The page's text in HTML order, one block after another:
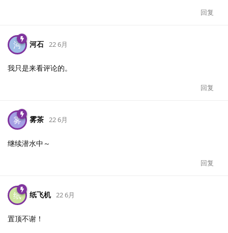
回复
河 河石 22 6月
我只是来看评论的。
回复
雾 雾茶 22 6月
继续潜水中～
回复
纸 纸飞机 22 6月
置顶不谢！